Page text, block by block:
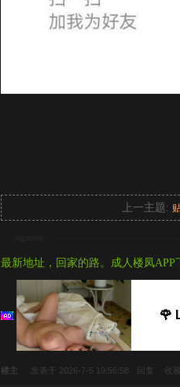
上一主题:
最新地址，回家的路。成人楼凤APP
🌹
楼主 发表于 2026-7-5 19:56:58 回复 收